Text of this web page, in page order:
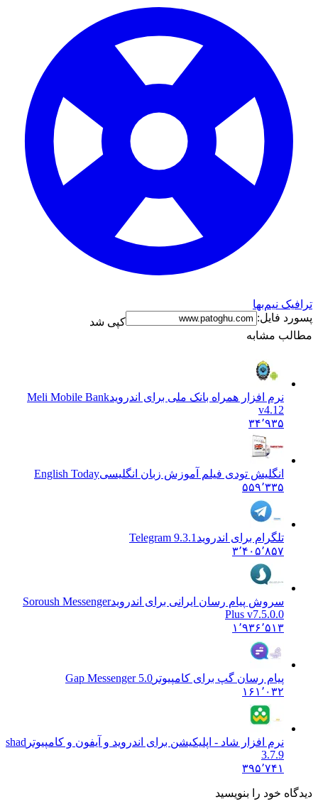
ترافیک نیم‌بها
پسورد فایل:
کپی شد
مطالب مشابه
نرم افزار همراه بانک ملی برای اندرویدMeli Mobile Bank
v4.12
۳۴٬۹۳۵
انگلیش تودی فیلم آموزش زبان انگليسیEnglish Today
۵۵۹٬۳۳۵
تلگرام برای اندروید Telegram 9.3.1
۳٬۴۰۵٬۸۵۷
سروش پیام رسان ایرانی برای اندرویدSoroush Messenger
Plus v7.5.0.0
۱٬۹۳۶٬۵۱۳
پیام رسان گپ برای کامپیوتر 5.0 Gap Messenger
۱۶۱٬۰۳۲
نرم افزار شاد - اپلیکیشن برای اندروید و آیفون و کامپیوتر shad
3.7.9
۳۹۵٬۷۴۱
دیدگاه خود را بنویسید